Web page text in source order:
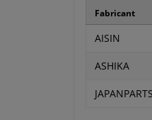
Fabricant
AISIN
ASHIKA
JAPANPARTS